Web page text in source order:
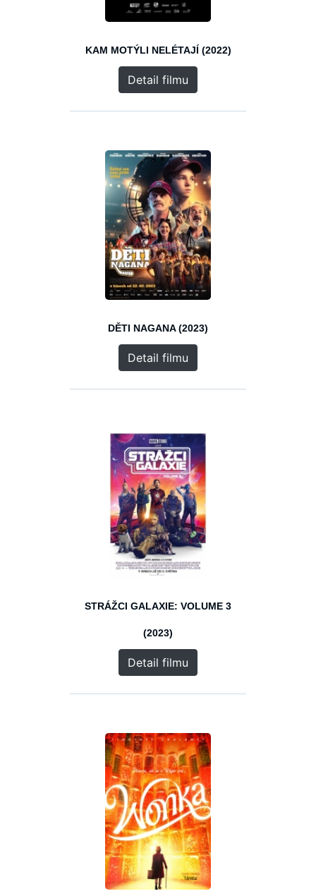
KAM MOTÝLI NELÉTAJÍ (2022)
Detail filmu
DĚTI NAGANA (2023)
Detail filmu
STRÁŽCI GALAXIE: VOLUME 3
(2023)
Detail filmu